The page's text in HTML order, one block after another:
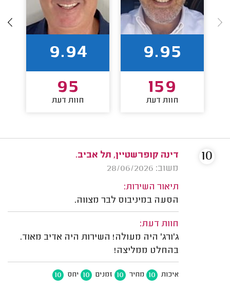
9.95
159
חוות דעת
9.94
95
חוות דעת
דינה קופרשטיין, תל אביב.
משוב: 28/06/2026
תיאור השירות:
הסעה במיניבוס לבר מצווה.
חוות דעת:
ג'ורג' היה מעולה! השירות היה אדיב מאוד.
בהחלט ממליצה!
איכות 10 מחיר 10 זמנים 10 יחס 10
10